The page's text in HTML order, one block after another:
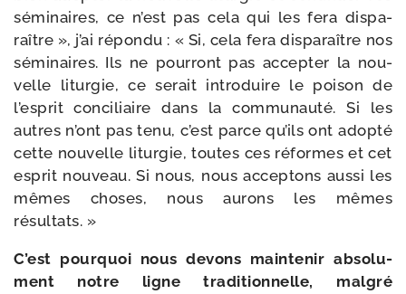
sémi­naires, ce n’est pas cela qui les fera dis­pa­
raître », j’ai répon­du : « Si, cela fera dis­pa­raître nos
sémi­naires. Ils ne pour­ront pas accep­ter la nou­
velle litur­gie, ce serait intro­duire le poi­son de
l’esprit conci­liaire dans la com­mu­nau­té. Si les
autres n’ont pas tenu, c’est parce qu’ils ont adop­té
cette nou­velle litur­gie, toutes ces réformes et cet
esprit nou­veau. Si nous, nous accep­tons aus­si les
mêmes choses, nous aurons les mêmes
résultats. »
C’est pour­quoi nous devons main­te­nir abso­lu­
ment notre ligne tra­di­tion­nelle, mal­gré